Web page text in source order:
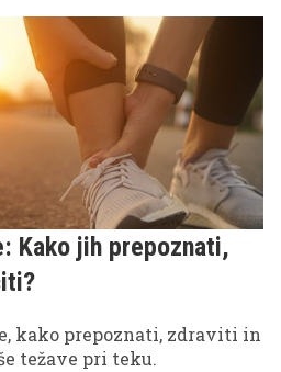
Kako jih prepoznati,
kako prepoznati, zdraviti in
težave pri teku.